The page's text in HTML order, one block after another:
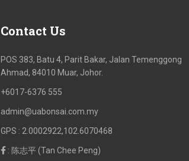
Contact Us
POS 383, Batu 4, Parit Bakar, Jalan Temenggong
Ahmad, 84010 Muar, Johor.
+6017-6376 555
admin@uabonsai.com.my
GPS : 2.0002922,102.6070468
: 陈志平 (Tan Chee Peng)